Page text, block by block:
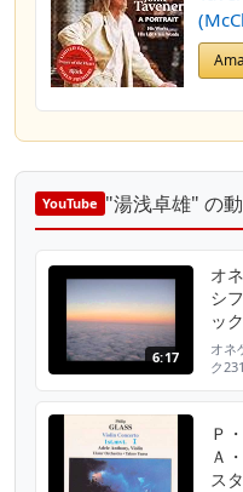
YouTube "湯浅卓雄" の
6:17
オ
シ
ッ
イ］
オネ
ク
い
ー
ク ☆
自デ
Ｐ
Ａ
ス